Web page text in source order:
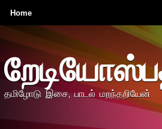
Home
தமிழோடு இசை, பாடல் மறந்தறியேன்